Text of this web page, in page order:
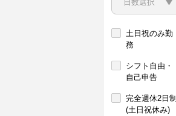
土日祝のみ勤
務
シフト自由・
自己申告
完全週休2日制
(土日祝休み)